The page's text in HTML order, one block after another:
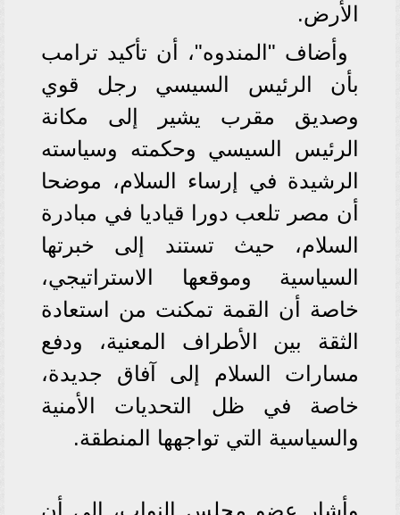
الأرض.
وأضاف "المندوه"، أن تأكيد ترامب
بأن الرئيس السيسي رجل قوي
وصديق مقرب يشير إلى مكانة
الرئيس السيسي وحكمته وسياسته
الرشيدة في إرساء السلام، موضحا
أن مصر تلعب دورا قياديا في مبادرة
السلام، حيث تستند إلى خبرتها
السياسية وموقعها الاستراتيجي،
خاصة أن القمة تمكنت من استعادة
الثقة بين الأطراف المعنية، ودفع
مسارات السلام إلى آفاق جديدة،
خاصة في ظل التحديات الأمنية
والسياسية التي تواجهها المنطقة.